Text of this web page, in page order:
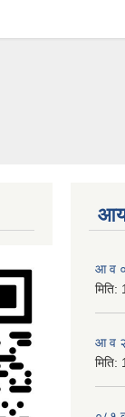
आय
आ व
मिति:
आ व
मिति: